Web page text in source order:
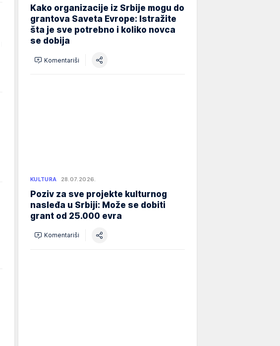
Kako organizacije iz Srbije mogu do
grantova Saveta Evrope: Istražite
šta je sve potrebno i koliko novca
se dobija
Komentariši
KULTURA 28.07.2026.
Poziv za sve projekte kulturnog
nasleđa u Srbiji: Može se dobiti
grant od 25.000 evra
Komentariši